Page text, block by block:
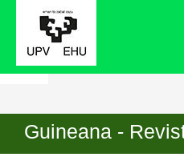
Guineana -
Inicio Archivos